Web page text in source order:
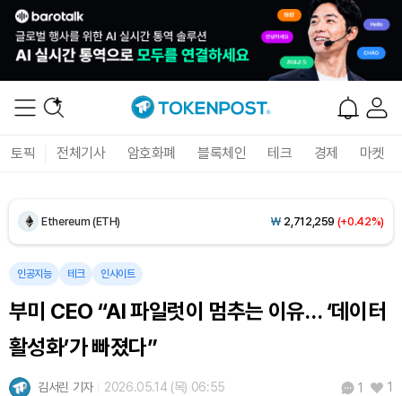
토픽 전체기사 암호화폐 블록체인 테크 경제 마켓
Ethereum (ETH) ₩ 2,712,259 (+0.42%)
Tether USDt (USDT)
BNB (BNB) ₩849,890(+0.13%)
USDC (USDC)
인공지능 테크 인사이트
부미 CEO “AI 파일럿이 멈추는 이유… ‘데이터
활성화’가 빠졌다”
김서린 기자 2026.05.14 (목) 06:55 1 1